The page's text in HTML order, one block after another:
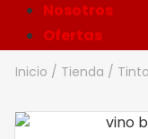
Nosotros
Ofertas
Inicio / Tienda / Tinto